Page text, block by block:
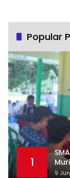
Popular
1
9